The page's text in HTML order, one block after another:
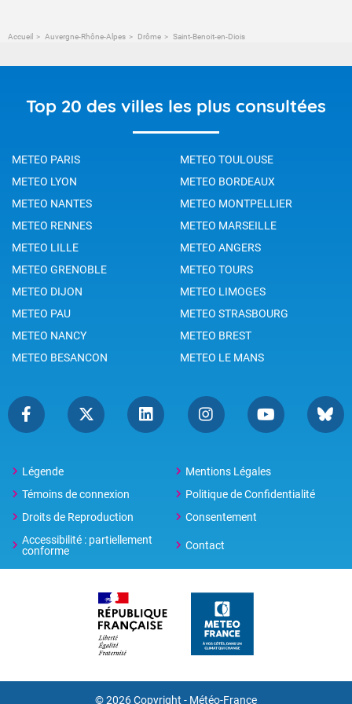
Accueil Auvergne-Rhône-Alpes Drôme Saint-Benoit-en-Diois
Top 20 des villes les plus consultées
METEO PARIS
METEO TOULOUSE
METEO LYON
METEO BORDEAUX
METEO NANTES
METEO MONTPELLIER
METEO RENNES
METEO MARSEILLE
METEO LILLE
METEO ANGERS
METEO GRENOBLE
METEO TOURS
METEO DIJON
METEO LIMOGES
METEO PAU
METEO STRASBOURG
METEO NANCY
METEO BREST
METEO BESANCON
METEO LE MANS
Légende
Mentions Légales
Témoins de connexion
Politique de Confidentialité
Droits de Reproduction
Consentement
Accessibilité : partiellement
conforme
Contact
© 2026 Copyright - Météo-France